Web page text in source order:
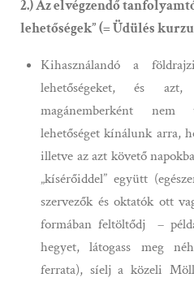
2.) Az elvégzendő
lehetőségek” (= Üdülés
Kihasználandó a
lehetőségeket, és
magánemberként
lehetőséget kínálunk arra,
illetve az azt követő
„kísérőiddel” együtt
szervezők és oktatók ott
formában feltöltődj –
hegyet, látogass meg
ferrata), síelj a közeli